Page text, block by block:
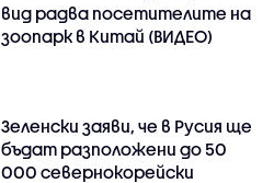
вид радва посетителите на
зоопарк в Китай (ВИДЕО)
Зеленски заяви, че в Русия ще
бъдат разположени до 50
000 севернокорейски